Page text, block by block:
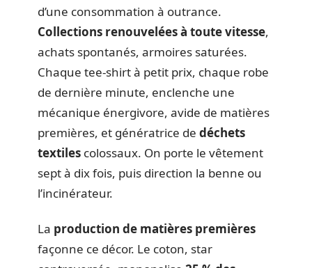
d’une consommation à outrance.
Collections renouvelées à toute vitesse,
achats spontanés, armoires saturées.
Chaque tee-shirt à petit prix, chaque robe
de dernière minute, enclenche une
mécanique énergivore, avide de matières
premières, et génératrice de déchets
textiles colossaux. On porte le vêtement
sept à dix fois, puis direction la benne ou
l’incinérateur.
La production de matières premières
façonne ce décor. Le coton, star